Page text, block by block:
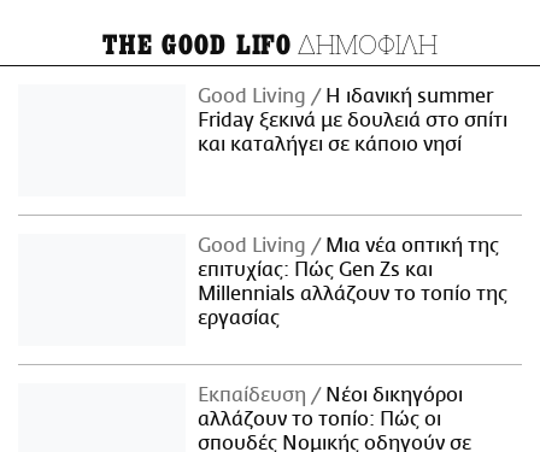
THE GOOD LIFO ΔΗΜΟΦΙΛΗ
Good Living
Η ιδανική summer
Friday ξεκινά με δουλειά στο σπίτι
και καταλήγει σε κάποιο νησί
Good Living
Μια νέα οπτική της
επιτυχίας: Πώς Gen Zs και
Millennials αλλάζουν το τοπίο της
εργασίας
Εκπαίδευση
Νέοι δικηγόροι
αλλάζουν το τοπίο: Πώς οι
σπουδές Νομικής οδηγούν σε